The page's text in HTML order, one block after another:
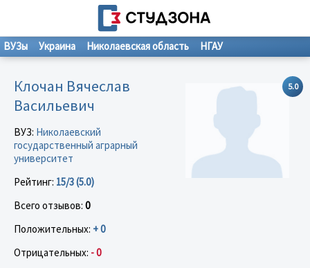
ВУЗы Украина Николаевская область НГАУ
5.0
Клoчaн Bячecлав
Васильевич
ВУЗ: Николаевский
государственный аграрный
университет
Рейтинг: 15/3 (5.0)
Всего отзывов: 0
Положительных: + 0
Отрицательных: - 0